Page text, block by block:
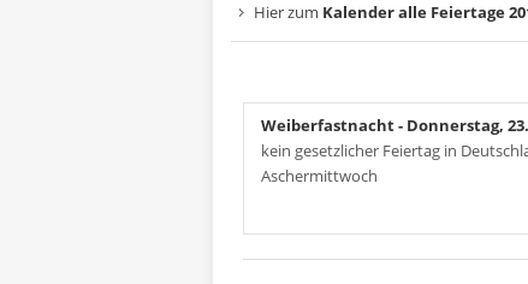
Hier zum Kalender alle Feiertage
Weiberfastnacht- Donnerstag,
kein gesetzlicher Feiertag in
Aschermittwoch